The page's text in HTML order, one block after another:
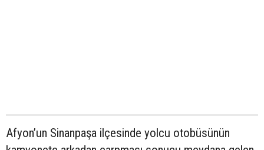
Afyon’un Sinanpaşa ilçesinde yolcu otobüsünün